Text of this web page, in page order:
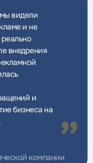
видели
и не
внедрения
и
бизнеса на
компании